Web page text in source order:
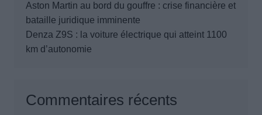
Aston Martin au bord du gouffre : crise financière et
bataille juridique imminente
Denza Z9S : la voiture électrique qui atteint 1100
km d’autonomie
Commentaires récents